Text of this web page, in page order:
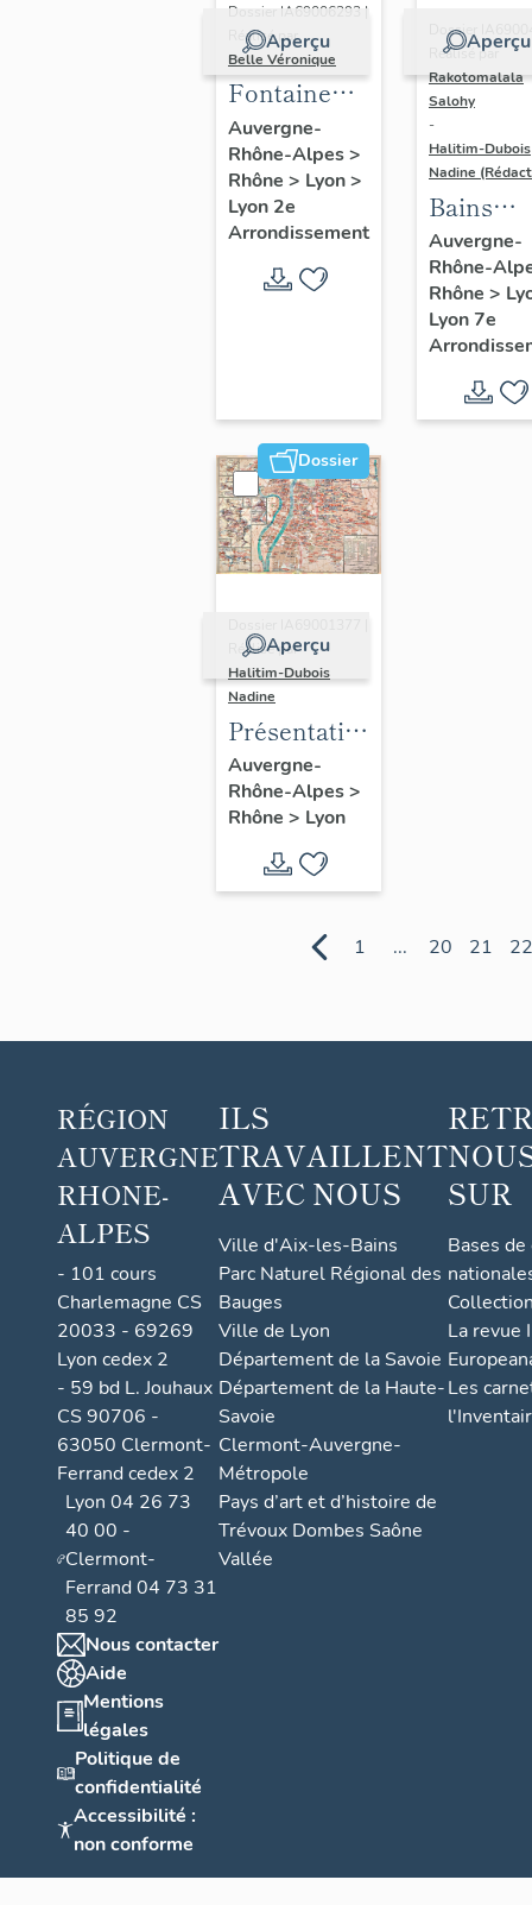
Aperçu
Dossier IA69006293 |
Réalisé par
Belle Véronique
Fontaine
des
Jacobins
Auvergne-
Rhône-Alpes>
Rhône > Lyon>
Lyon 2e
Arrondissement
Aperçu
Dossier
Réalisé par
Rakotomalala
Salohy
-
Halitim-Dubois
Nadine
Bains
douches
Gerland
bains
douches
Auvergne-
Rhône-
Rhône >
Lyon 7e
Dossier
Aperçu
Réalisé par
Halitim-Dubois
Nadine
Présentation
et synthèse
du
patrimoine
industriel
de la ville de
Auvergne-
Rhône-Alpes>
Rhône > Lyon
1 ... 20 21 22
RÉGION
AUVERGNE
RHONE-
ALPES
- 101 cours
Charlemagne CS
20033 - 69269
Lyon cedex 2
- 59 bd L. Jouhaux
CS 90706 -
63050 Clermont-
Ferrand cedex 2
Lyon 04 26 73
40 00 -
Clermont-
Ferrand 04 73 31
85 92
Nous contacter
Aide
Mentions
légales
Politique de
confidentialité
Accessibilité :
non conforme
ILS
TRAVAILLENT
AVEC NOUS
Ville d'Aix-les-Bains
Parc Naturel Régional des
Bauges
Ville de Lyon
Département de la Savoie
Département de la Haute-
Savoie
Clermont-Auvergne-
Métropole
Pays d’art et d’histoire de
Trévoux Dombes Saône
Vallée
SUR
Bases
La revue
Les